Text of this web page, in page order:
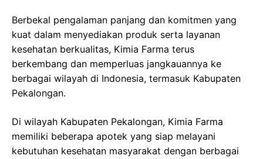
Berbekal pengalaman panjang dan komitmen yang
kuat dalam menyediakan produk serta layanan
kesehatan berkualitas, Kimia Farma terus
berkembang dan memperluas jangkauannya ke
berbagai wilayah di Indonesia, termasuk Kabupaten
Pekalongan.
Di wilayah Kabupaten Pekalongan, Kimia Farma
memiliki beberapa apotek yang siap melayani
kebutuhan kesehatan masyarakat dengan berbagai